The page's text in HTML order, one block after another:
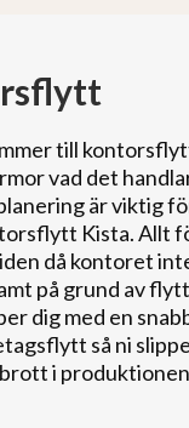
till
vad det
är viktig
Kista. Allt
då kontoret
på grund av
dig med en
så ni
i